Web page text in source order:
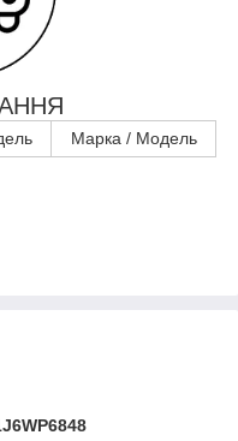
Марка / Модель